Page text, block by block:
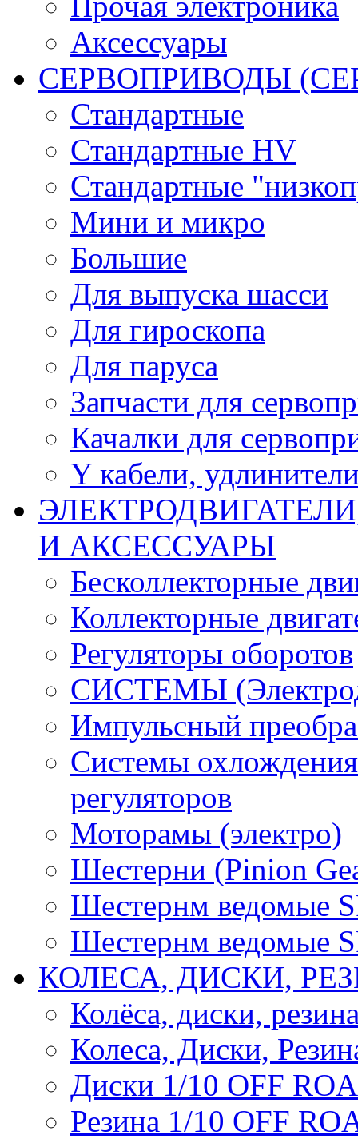
Аксессуары
СЕРВОПРИВОДЫ
Стандартные
Стандартные HV
Стандартные
Мини и микро
Большие
Для выпуска шасси
Для гироскопа
Для паруса
Запчасти для
Качалки для
Y кабели,
И АКСЕССУАРЫ
Бесколлекторные
Коллекторные
Регуляторы оборотов
СИСТЕМЫ
Импульсный
Системы охлождения
регуляторов
Моторамы (электро)
Шестерни (Pinion
Шестернм ведомые
Шестернм ведомые
КОЛЕСА, ДИСКИ,
Колёса, диски,
Колеса, Диски,
Диски 1/10 OFF
Резина 1/10 OFF